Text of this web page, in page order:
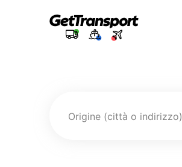
Origine (città o indirizzo)